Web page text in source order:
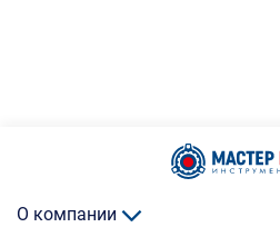
О компании